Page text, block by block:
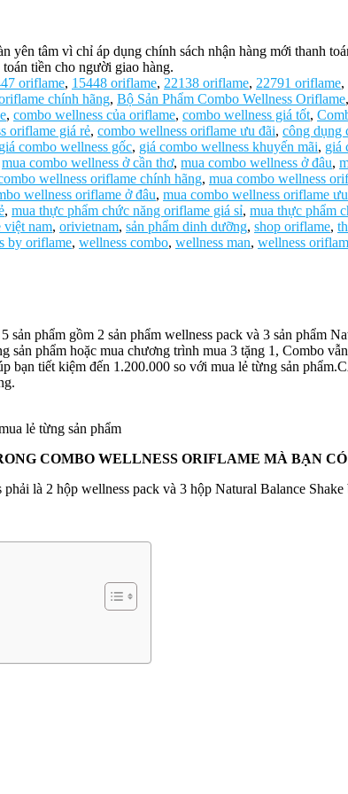
tâm vì chỉ áp dụng chính sách nhận hàng mới thanh
tiền cho người giao hàng.
oriflame, 15448 oriflame, 22138 oriflame, 22791 oriflame,
chính hãng, Bộ Sản Phẩm Combo Wellness Oriflame,
, combo wellness của oriflame, combo wellness giá tốt,
oriflame giá rẻ, combo wellness oriflame ưu đãi, công dụng
giá combo wellness gốc, giá combo wellness khuyến mãi, giá
mua combo wellness ở cần thơ, mua combo wellness ở đâu,
wellness oriflame chính hãng, mua combo wellness
wellness oriflame ở đâu, mua combo wellness oriflame
, mua thực phẩm chức năng oriflame giá sỉ, mua thực phẩm
việt nam, orivietnam, sản phẩm dinh dưỡng, shop oriflame,
by oriflame, wellness combo, wellness man, wellness
phẩm gồm 2 sản phẩm wellness pack và 3 sản phẩm
phẩm hoặc mua chương trình mua 3 tặng 1, Combo
bạn tiết kiệm đến 1.200.000 so với mua lẻ từng sản
lẻ từng sản phẩm
COMBO WELLNESS ORIFLAME MÀ BẠN
phải là 2 hộp wellness pack và 3 hộp Natural Balance Shake